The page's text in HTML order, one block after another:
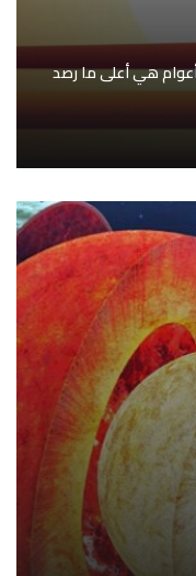
أعوام هي أعلى ما رصد